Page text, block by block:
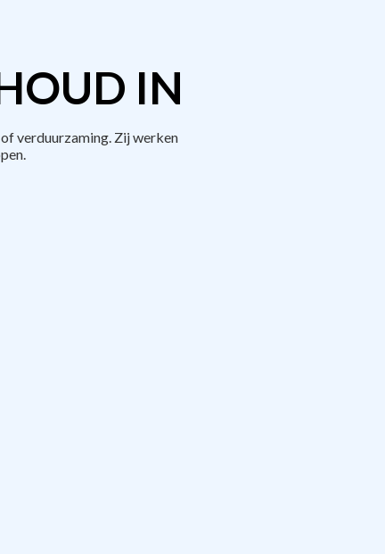
IN
verduurzaming. Zij werken